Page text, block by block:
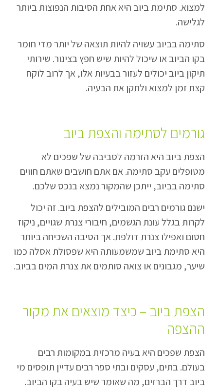
למצוא. סתימת ביוב היא אחת הסיבות הנפוצות ביותר
לגלישה.
סתימה בביוב עשויה להיות תוצאה של יותר מדי חומר
בקו הביוב או שיכול להיות שיש חפץ בצינור. שירותי
תיקון ביוב יכולים לעזור בבעיות אלו, אך לרוב לוקח
קצת זמן למצוא ולתקן את הבעיה.
גורמים לסתימה והצפת ביוב
הצפת ביוב היא הזרמה לסביבה של שפכים לא
מטופלים עקב סתימה. אם אתם חושבים שאתם חווים
סתימה בביוב, ייתכן שהמקור נמצא בנכס שלכם.
ישנם גורמים רבים המובילים להצפת ביוב. זה יכול
לקרות בגלל עונת הגשמים, חיבורי צנרת שגויים, ניקוז
חסום ואפילו צנרת דולפת. אך הסיבה השכיחה ביותר
היא סתימת ביוב שמשמעותה היא שפסולת אסלה כמו
שיער, מגבונים או צואה סותמים את צנרת המים בביוב.
הצפת ביוב – כיצד מוצאים את מקור
ההצפה
הצפת שפכים היא בעיה מרכזית במקומות רבים
בעולם. בתים, עסקים ובתי ספר רבים עדיין תופסים מי
ביוב דרך הברזים, מה שאומר שיש בעיה בקו הביוב.